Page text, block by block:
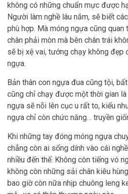
không có những chuẩn mực được
Người làm nghề lâu năm, sẽ biết
phù hợp. Mà móng ngựa cũng quan
chân phải mòn mà bên chân trái
sẽ bị xệ vai, tướng chạy không đẹp
ngựa.
Bản thân con ngựa đua cũng tội,
cũng chỉ chạy được một thời gian là
ngựa sẽ nỗi lên cục u rất to, kiểu
ngựa chỉ còn chức năng… truyền
Khi những tay đóng móng ngựa
chẳng còn ai sống dính vào cái
nhiều đến thế. Không còn tiếng vó
không còn những sải chân kiêu
bao giờ còn nữa nhịp chuông leng